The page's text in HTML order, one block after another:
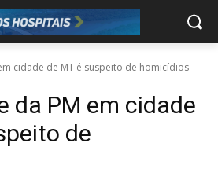
cidade de MT é suspeito de homicídios
da PM em cidade
de